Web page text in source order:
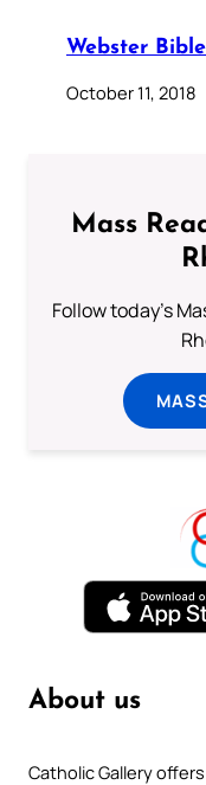
Webster
October 11, 2018
Mass
Follow today's
About us
Catholic Gallery